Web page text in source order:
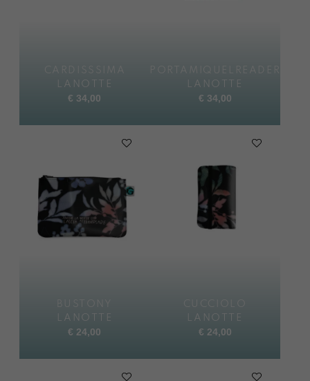
CARDISSSIMA
LANOTTE
€ 34,00
PORTAMIQUELREADER
LANOTTE
€ 34,00
BUSTONY
LANOTTE
€ 24,00
LANOTTE
€ 24,00